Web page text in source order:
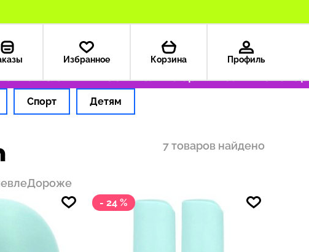
Избранное Корзина Профиль
из США — 199 ₽ Только оригинальные товары
Спорт Детям
7 товаров найдено
Дороже
- 24 %